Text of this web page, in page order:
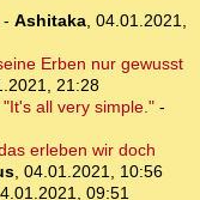
Ashitaka, 04.01.2021,
Erben nur gewusst
21:28
all very simple."-
erleben wir doch
, 04.01.2021, 10:56
09:51